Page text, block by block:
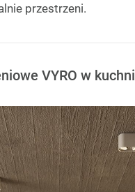
przestrzeni.
VYRO w kuchni